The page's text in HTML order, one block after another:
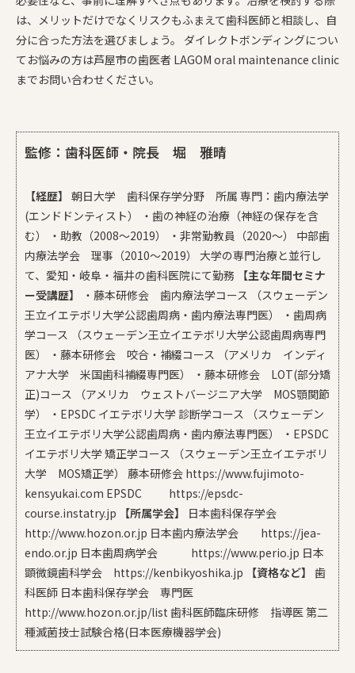
は、メリットだけでなくリスクもふまえて歯科医師と相談し、自
分に合った方法を選びましょう。 ダイレクトボンディングについ
てお悩みの方は芦屋市の歯医者 LAGOM oral maintenance clinic
までお問い合わせください。
監修：歯科医師・院長 堀 雅晴
【経歴】 朝日大学 歯科保存学分野 所属 専門：歯内療法学
(エンドドンティスト） ・歯の神経の治療（神経の保存を含
む） ・助教（2008〜2019） ・非常勤教員（2020〜） ​中部歯
内療法学会 理事（2010〜2019） 大学の専門治療と並行し
て、愛知・岐阜・福井の歯科医院にて勤務
​【主な年間セミナ
ー受講歴】
・藤本研修会 歯内療法学コース （スウェーデン
王立イエテボリ大学公認歯周病・歯内療法専門医） ・歯周病
学コース （スウェーデン王立イエテボリ大学公認歯周病専門
医） ・藤本研修会 咬合・補綴コース （アメリカ インディ
アナ大学 米国歯科補綴専門医） ・藤本研修会 LOT(部分矯
正)コース （アメリカ ウェストバージニア大学 MOS顎関節
学） ・EPSDC イエテボリ大学 診断学コース （スウェーデン
王立イエテボリ大学公認歯周病・歯内療法専門医） ・EPSDC
イエテボリ大学 矯正学コース （スウェーデン王立イエテボリ
大学 MOS矯正学） 藤本研修会 https://www.fujimoto-
kensyukai.com EPSDC https://epsdc-
course.instatry.jp
【所属学会】
日本歯科保存学会
http://www.hozon.or.jp 日本歯内療法学会 https://jea-
endo.or.jp 日本歯周病学会 https://www.perio.jp 日本
顕微鏡歯科学会 https://kenbikyoshika.jp
【資格など】 歯
科医師 日本歯科保存学会 専門医
http://www.hozon.or.jp/list 歯科医師臨床研修 指導医 第二
種滅菌技士試験合格(日本医療機器学会)